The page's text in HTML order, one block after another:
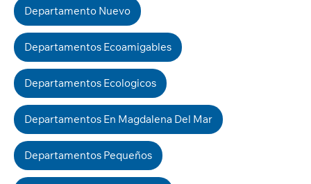
Departamento Nuevo
Departamentos Ecoamigables
Departamentos Ecologicos
Departamentos En Magdalena Del Mar
Departamentos Pequeños